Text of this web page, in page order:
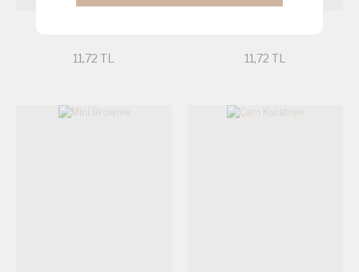
11,72 TL 11,72 TL